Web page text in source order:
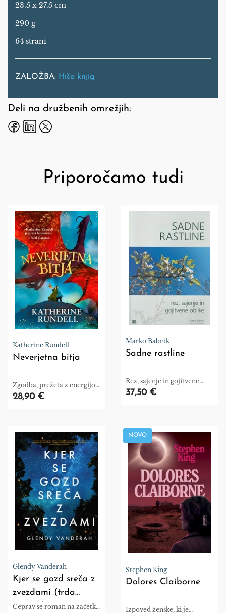
23.5 x 27.5 cm
290 g
64 strani
ZALOŽBA: Hiša knjig
Deli na družbenih omrežjih:
Priporočamo tudi
Katherine Rundell
Neverjetna bitja
Zgodba, prežeta z energijo,
čarobnostjo in nepozabnimi
28,90 €
Marko Babnik
Sadne rastline
Rez, sajenje in gojitvene
oblike
37,50 €
Glendy Vanderah
Kjer se gozd sreča z
zvezdami (trda
vezava)
Čeprav se roman na začetku
NOVO
Stephen King
Dolores Claiborne
Izpoved ženske, ki je